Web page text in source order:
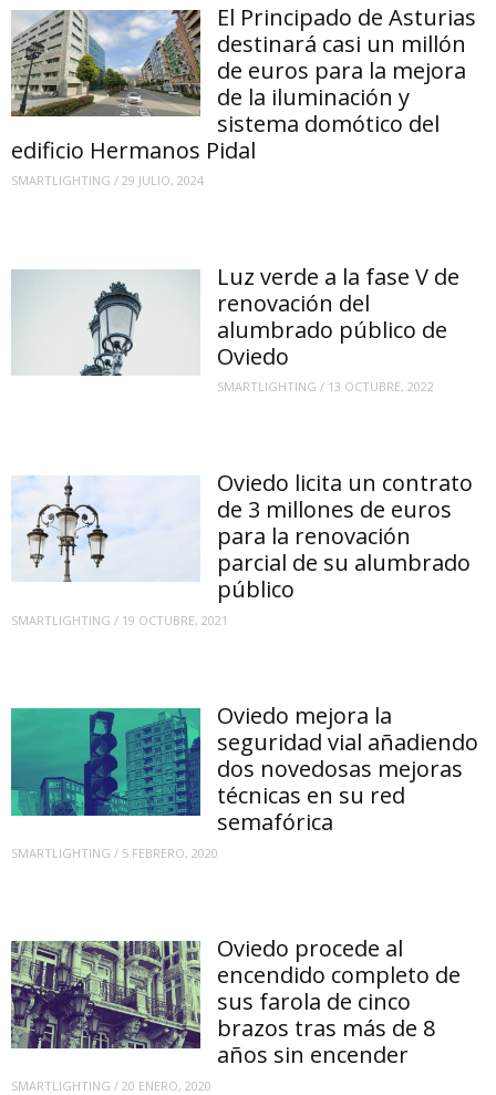
El Principado de Asturias
destinará casi un millón
de euros para la mejora
de la iluminación y
sistema domótico del
edificio Hermanos Pidal
SMARTLIGHTING / 29 JULIO, 2024
Luz verde a la fase V de
renovación del
alumbrado público de
Oviedo
SMARTLIGHTING / 13 OCTUBRE, 2022
Oviedo licita un contrato
de 3 millones de euros
para la renovación
parcial de su alumbrado
público
SMARTLIGHTING / 19 OCTUBRE, 2021
Oviedo mejora la
seguridad vial añadiendo
dos novedosas mejoras
técnicas en su red
semafórica
SMARTLIGHTING / 5 FEBRERO, 2020
Oviedo procede al
encendido completo de
sus farola de cinco
brazos tras más de 8
años sin encender
SMARTLIGHTING / 20 ENERO, 2020